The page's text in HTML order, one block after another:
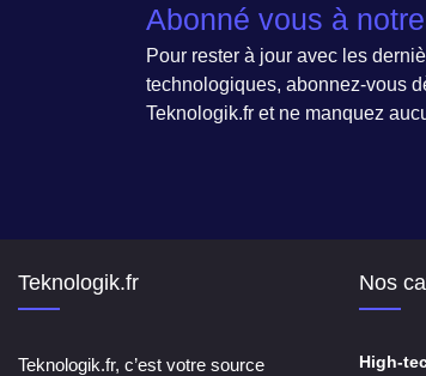
Abonné vous à
Pour rester à jour avec les
technologiques, abonnez-vous
Teknologik.fr et ne manquez
Teknologik.fr
Teknologik.fr, c’est votre source
Nos
High-